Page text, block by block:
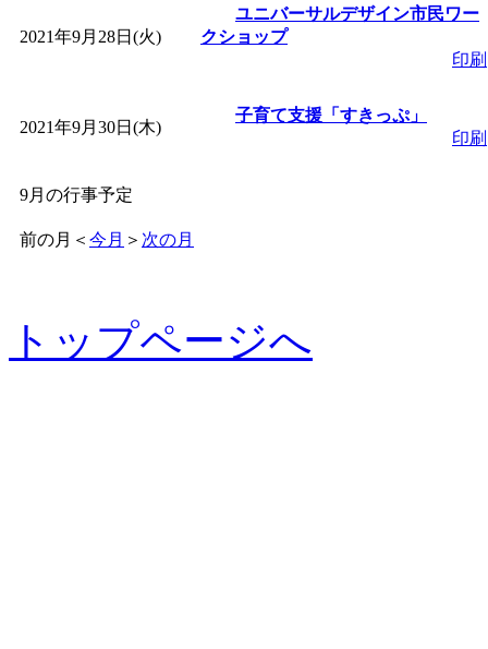
2021年9月28日(火)
ユニバーサルデザイン市民ワー
クショップ
印刷
2021年9月30日(木)
子育て支援「すきっぷ」
印刷
9月の行事予定
前の月 ＜ 今月 ＞ 次の月
トップページへ